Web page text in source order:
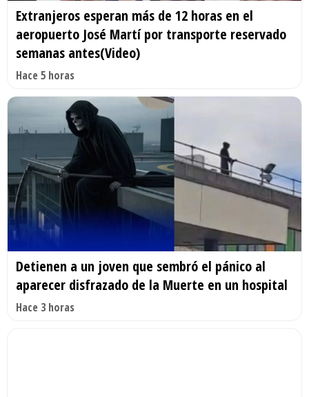
Extranjeros esperan más de 12 horas en el
aeropuerto José Martí por transporte reservado
semanas antes(Video)
Hace 5 horas
Detienen a un joven que sembró el pánico al
aparecer disfrazado de la Muerte en un hospital
Hace 3 horas